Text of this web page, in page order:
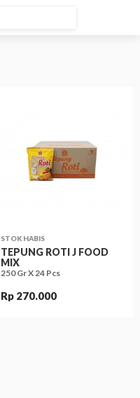
STOK HABIS
TEPUNG ROTI J FOOD
MIX
250 Gr X 24 Pcs
Rp 270.000